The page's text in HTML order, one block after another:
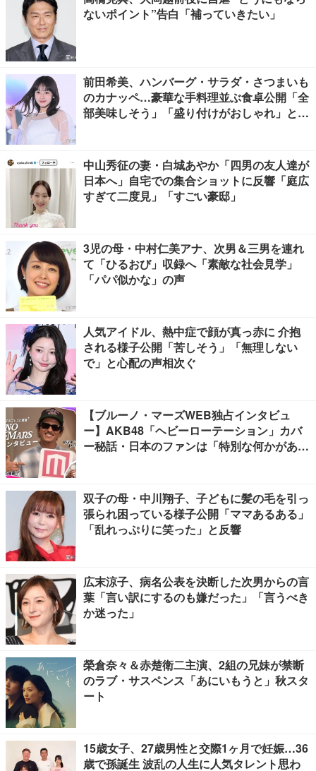
ないポイント”告白「補っていきたい」
前田希美、ハンバーグ・サラダ・さつまいも
のカナッペ…豪華な手料理並ぶ食卓公開「全
部美味しそう」「盛り付けがおしゃれ」と絶
中山秀征の妻・白城あやか「四男の友人達が
日本へ」自宅での集合ショットに反響「庭広
すぎて二度見」「すごい豪邸」
3児の母・中村仁美アナ、次男＆三男を連れ
て「ひるおび」収録へ「素敵な社会見学」
「パパ似かな」の声
人気アイドル、熱中症で顔が真っ赤に 介抱
される様子公開「苦しそう」「無理しない
で」と心配の声相次ぐ
【ブルーノ・マーズWEB独占インタビュ
ー】AKB48「ヘビーローテーション」カバ
ー秘話・日本のファンは「特別な何かがあ
双子の母・中川翔子、子どもに髪の毛を引っ
張られ困っている様子公開「ママあるある」
「乱れっぷりに笑った」と反響
広末涼子、病名公表を決断した次男からの言
葉「言い訳にするのも嫌だった」「言うべき
か迷った」
榮倉奈々＆赤楚衛二主演、2組の兄妹が禁断
のラブ・サスペンス「あにいもうと」秋スタ
ート
15歳女子、27歳男性と交際1ヶ月で妊娠…36
歳で孫誕生 波乱の人生に人気タレント思わ